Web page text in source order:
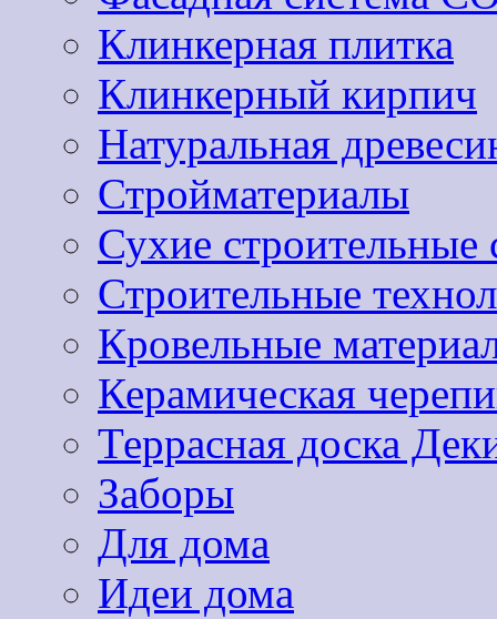
Клинкерная плитка
Клинкерный кирпич
Натуральная
Стройматериалы
Сухие строительные
Строительные
Кровельные
Керамическая
Террасная доска
Заборы
Для дома
Идеи дома